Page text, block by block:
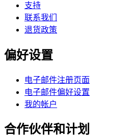
支持
联系我们
退货政策
偏好设置
电子邮件注册页面
电子邮件偏好设置
我的帐户
合作伙伴和计划